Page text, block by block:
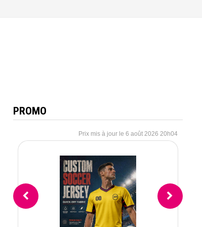
PROMO
6 août 2026 20h04